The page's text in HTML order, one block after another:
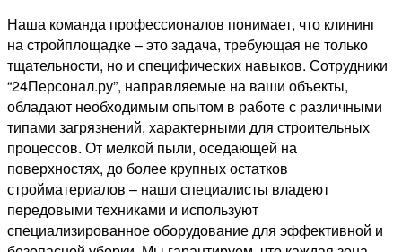
Наша команда профессионалов понимает, что клининг
на стройплощадке – это задача, требующая не только
тщательности, но и специфических навыков. Сотрудники
“24Персонал.ру”, направляемые на ваши объекты,
обладают необходимым опытом в работе с различными
типами загрязнений, характерными для строительных
процессов. От мелкой пыли, оседающей на
поверхностях, до более крупных остатков
стройматериалов – наши специалисты владеют
передовыми техниками и используют
специализированное оборудование для эффективной и